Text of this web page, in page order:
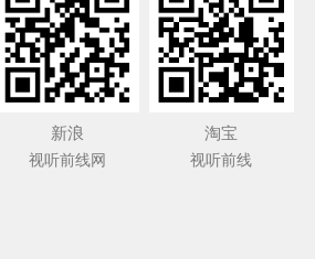
新浪
视听前线网
淘宝
视听前线